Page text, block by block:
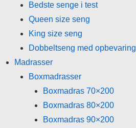
Bedste senge i test
Queen size seng
King size seng
Dobbeltseng med opbevaring
Madrasser
Boxmadrasser
Boxmadras 70×200
Boxmadras 80×200
Boxmadras 90×200